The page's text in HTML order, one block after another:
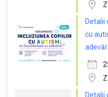
Detalii
cu
Detalii